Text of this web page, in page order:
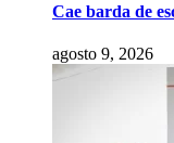
Cae barda de
agosto 9, 2026